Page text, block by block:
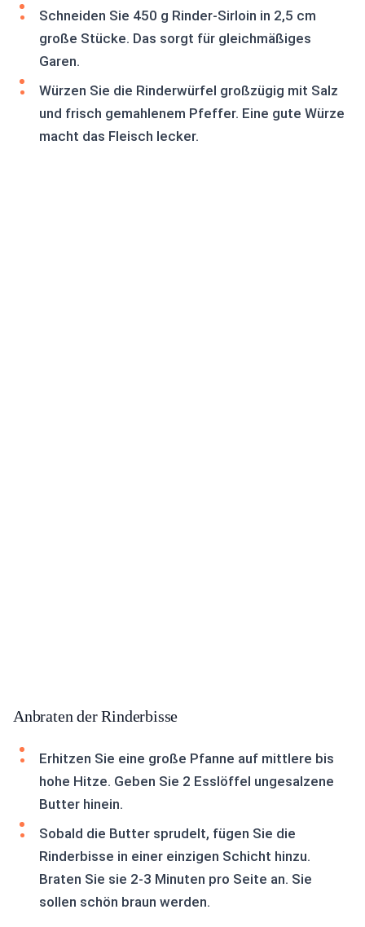
Schneiden Sie 450 g Rinder-Sirloin in 2,5 cm
große Stücke. Das sorgt für gleichmäßiges
Garen.
Würzen Sie die Rinderwürfel großzügig mit Salz
und frisch gemahlenem Pfeffer. Eine gute Würze
macht das Fleisch lecker.
Anbraten der Rinderbisse
Erhitzen Sie eine große Pfanne auf mittlere bis
hohe Hitze. Geben Sie 2 Esslöffel ungesalzene
Butter hinein.
Sobald die Butter sprudelt, fügen Sie die
Rinderbisse in einer einzigen Schicht hinzu.
Braten Sie sie 2-3 Minuten pro Seite an. Sie
sollen schön braun werden.